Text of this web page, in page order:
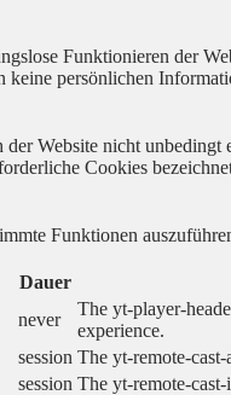
Funktionieren der
keine persönlichen
Website nicht unbedingt
Cookies
Funktionen
Dauer
never
The yt-player-
experience.
session The yt-remote-
session The yt-remote-